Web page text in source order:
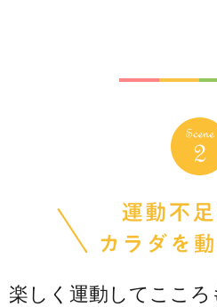
楽しく運動してここ